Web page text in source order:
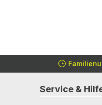
Service &